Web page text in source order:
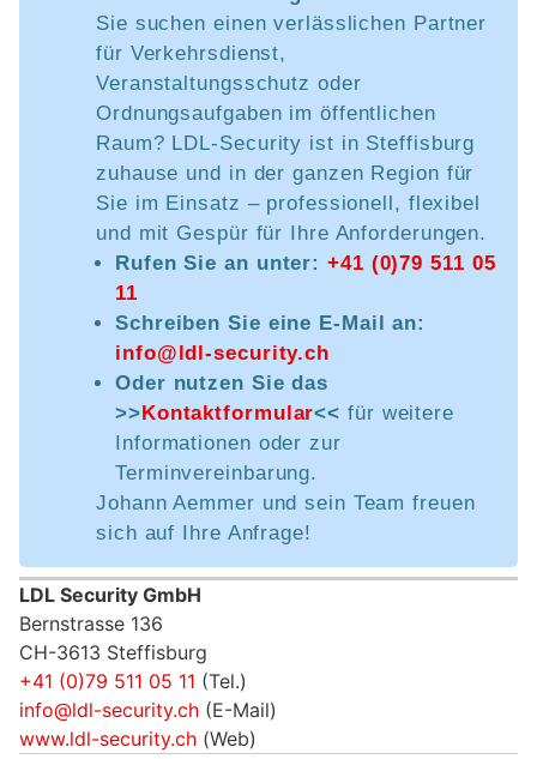
Sie suchen einen verlässlichen Partner
für Verkehrsdienst,
Veranstaltungsschutz oder
Ordnungsaufgaben im öffentlichen
Raum? LDL-Security ist in Steffisburg
zuhause und in der ganzen Region für
Sie im Einsatz – professionell, flexibel
und mit Gespür für Ihre Anforderungen.
Rufen Sie an unter: +41 (0)79 511 05
11
Schreiben Sie eine E-Mail an:
info@ldl-security.ch
Oder nutzen Sie das
>> Kontaktformular<< für weitere
Informationen oder zur
Terminvereinbarung.
Johann Aemmer und sein Team freuen
sich auf Ihre Anfrage!
LDL Security GmbH
Bernstrasse 136
CH-3613 Steffisburg
+41 (0)79 511 05 11 (Tel.)
info@ldl-security.ch (E-Mail)
www.ldl-security.ch (Web)